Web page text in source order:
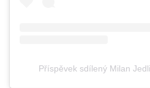
Příspěvek sdílený Milan